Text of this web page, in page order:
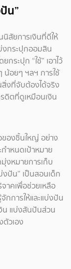
น”
สัยการเงินที่ดีให้
งกระปุกออมสิน
กระปุก “ใช้” เอาไว้
น้อยๆ ฯลฯ การใช้
สิ่งที่จับต้องได้จริง
ดิตที่ดูเหมือนเงิน
ของชิ้นใหญ่ อย่าง
ำหนดเป้าหมาย
งหมายการเก็บ
ปัน” เป็นสอนเด็ก
จาคเพื่อช่วยเหลือ
กการให้และแบ่งปัน
น แบ่งสันปันส่วน
วเอง